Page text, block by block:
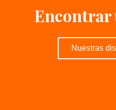
Encontrar
Nuestras